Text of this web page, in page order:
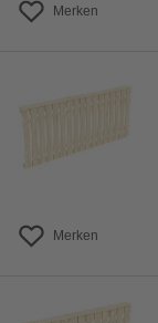
Merken
Merken